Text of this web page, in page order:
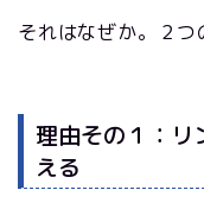
それはなぜか。２つ
理由その１：リ
える